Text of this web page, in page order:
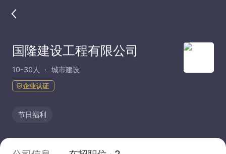
国隆建设工程有限公司
10-30人 城市建设
企业认证
节日福利